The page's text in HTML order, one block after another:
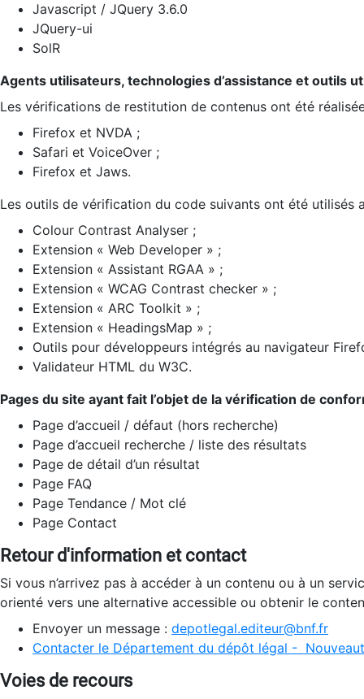
Javascript / JQuery 3.6.0
JQuery-ui
SolR
Agents utilisateurs, technologies d’assistance et outils
Les vérifications de restitution de contenus ont été
Firefox et NVDA ;
Safari et VoiceOver ;
Firefox et Jaws.
Les outils de vérification du code suivants ont été utilisés
Colour Contrast Analyser ;
Extension « Web Developer » ;
Extension « Assistant RGAA » ;
Extension « WCAG Contrast checker » ;
Extension « ARC Toolkit » ;
Extension « HeadingsMap » ;
Outils pour développeurs intégrés au navigateur
Validateur HTML du W3C.
Pages du site ayant fait l’objet de la vérification de
Page d’accueil / défaut (hors recherche)
Page d’accueil recherche / liste des résultats
Page de détail d’un résultat
Page FAQ
Page Tendance / Mot clé
Page Contact
Retour d'information et contact
Si vous n’arrivez pas à accéder à un contenu ou à un
orienté vers une alternative accessible ou obtenir le
Envoyer un message : depotlegal.editeur@bnf.fr
Contacter le Département du dépôt légal -
Voies de recours